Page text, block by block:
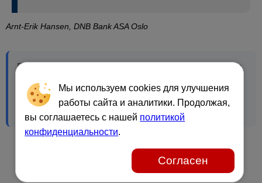
Arnt-Erik Hansen, DNB Bank ASA Oslo
Подготовка документов для Brønnøysundregistrene:
что нужно для AS, ENK и NUF, как заверять
переводы и какие ошибки чаще всего приводят к
Мы используем cookies для улучшения
работы сайта и аналитики. Продолжая,
вы соглашаетесь с нашей политикой
конфиденциальности.
Согласен